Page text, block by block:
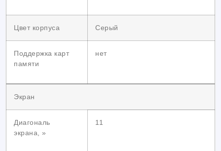
Цвет корпуса Серый
Поддержка карт
памяти
нет
Экран
Диагональ
экрана, »
11